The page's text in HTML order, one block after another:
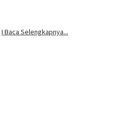
I Baca Selengkapnya...